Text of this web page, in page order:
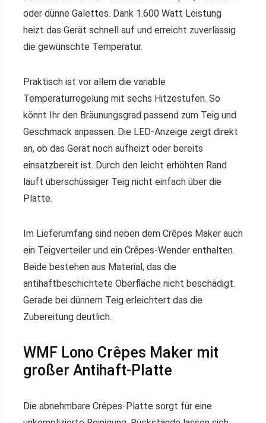
oder dünne Galettes. Dank 1.600 Watt Leistung
heizt das Gerät schnell auf und erreicht zuverlässig
die gewünschte Temperatur.
Praktisch ist vor allem die variable
Temperaturregelung mit sechs Hitzestufen. So
könnt Ihr den Bräunungsgrad passend zum Teig und
Geschmack anpassen. Die LED-Anzeige zeigt direkt
an, ob das Gerät noch aufheizt oder bereits
einsatzbereit ist. Durch den leicht erhöhten Rand
läuft überschüssiger Teig nicht einfach über die
Platte.
Im Lieferumfang sind neben dem Crêpes Maker auch
ein Teigverteiler und ein Crêpes-Wender enthalten.
Beide bestehen aus Material, das die
antihaftbeschichtete Oberfläche nicht beschädigt.
Gerade bei dünnem Teig erleichtert das die
Zubereitung deutlich.
WMF Lono Crêpes Maker mit
großer Antihaft-Platte
Die abnehmbare Crêpes-Platte sorgt für eine